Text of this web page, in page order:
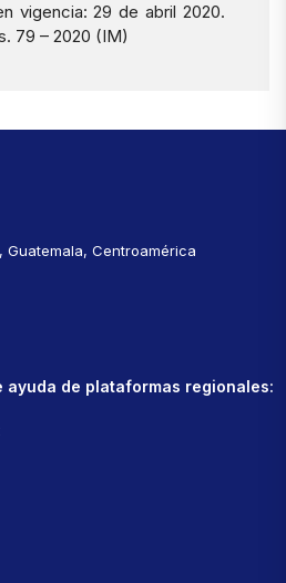
vigencia: 29 de abril 2020.
79 – 2020 (IM)
Guatemala, Centroamérica
ayuda de plataformas regionales: